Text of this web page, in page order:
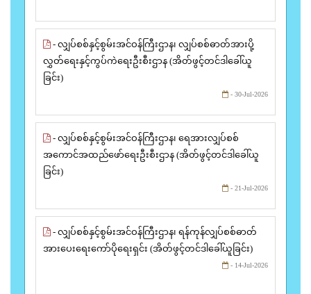
- လျှပ်စစ်နှင့်စွမ်းအင်ဝန်ကြီးဌာန၊ လျှပ်စစ်ဓာတ်အားပို့
လွှတ်ရေးနှင့်ကွပ်ကဲရေးဦးစီးဌာန (အိတ်ဖွင့်တင်ဒါခေါ်ယူ
ခြင်း)
- 30-Jul-2026
- လျှပ်စစ်နှင့်စွမ်းအင်ဝန်ကြီးဌာန၊ ရေအားလျှပ်စစ်
အကောင်အထည်ဖော်ရေးဦးစီးဌာန (အိတ်ဖွင့်တင်ဒါခေါ်ယူ
ခြင်း)
- 21-Jul-2026
- လျှပ်စစ်နှင့်စွမ်းအင်ဝန်ကြီးဌာန၊ ရန်ကုန်လျှပ်စစ်ဓာတ်
အားပေးရေးကော်ပိုရေးရှင်း (အိတ်ဖွင့်တင်ဒါခေါ်ယူခြင်း)
- 14-Jul-2026